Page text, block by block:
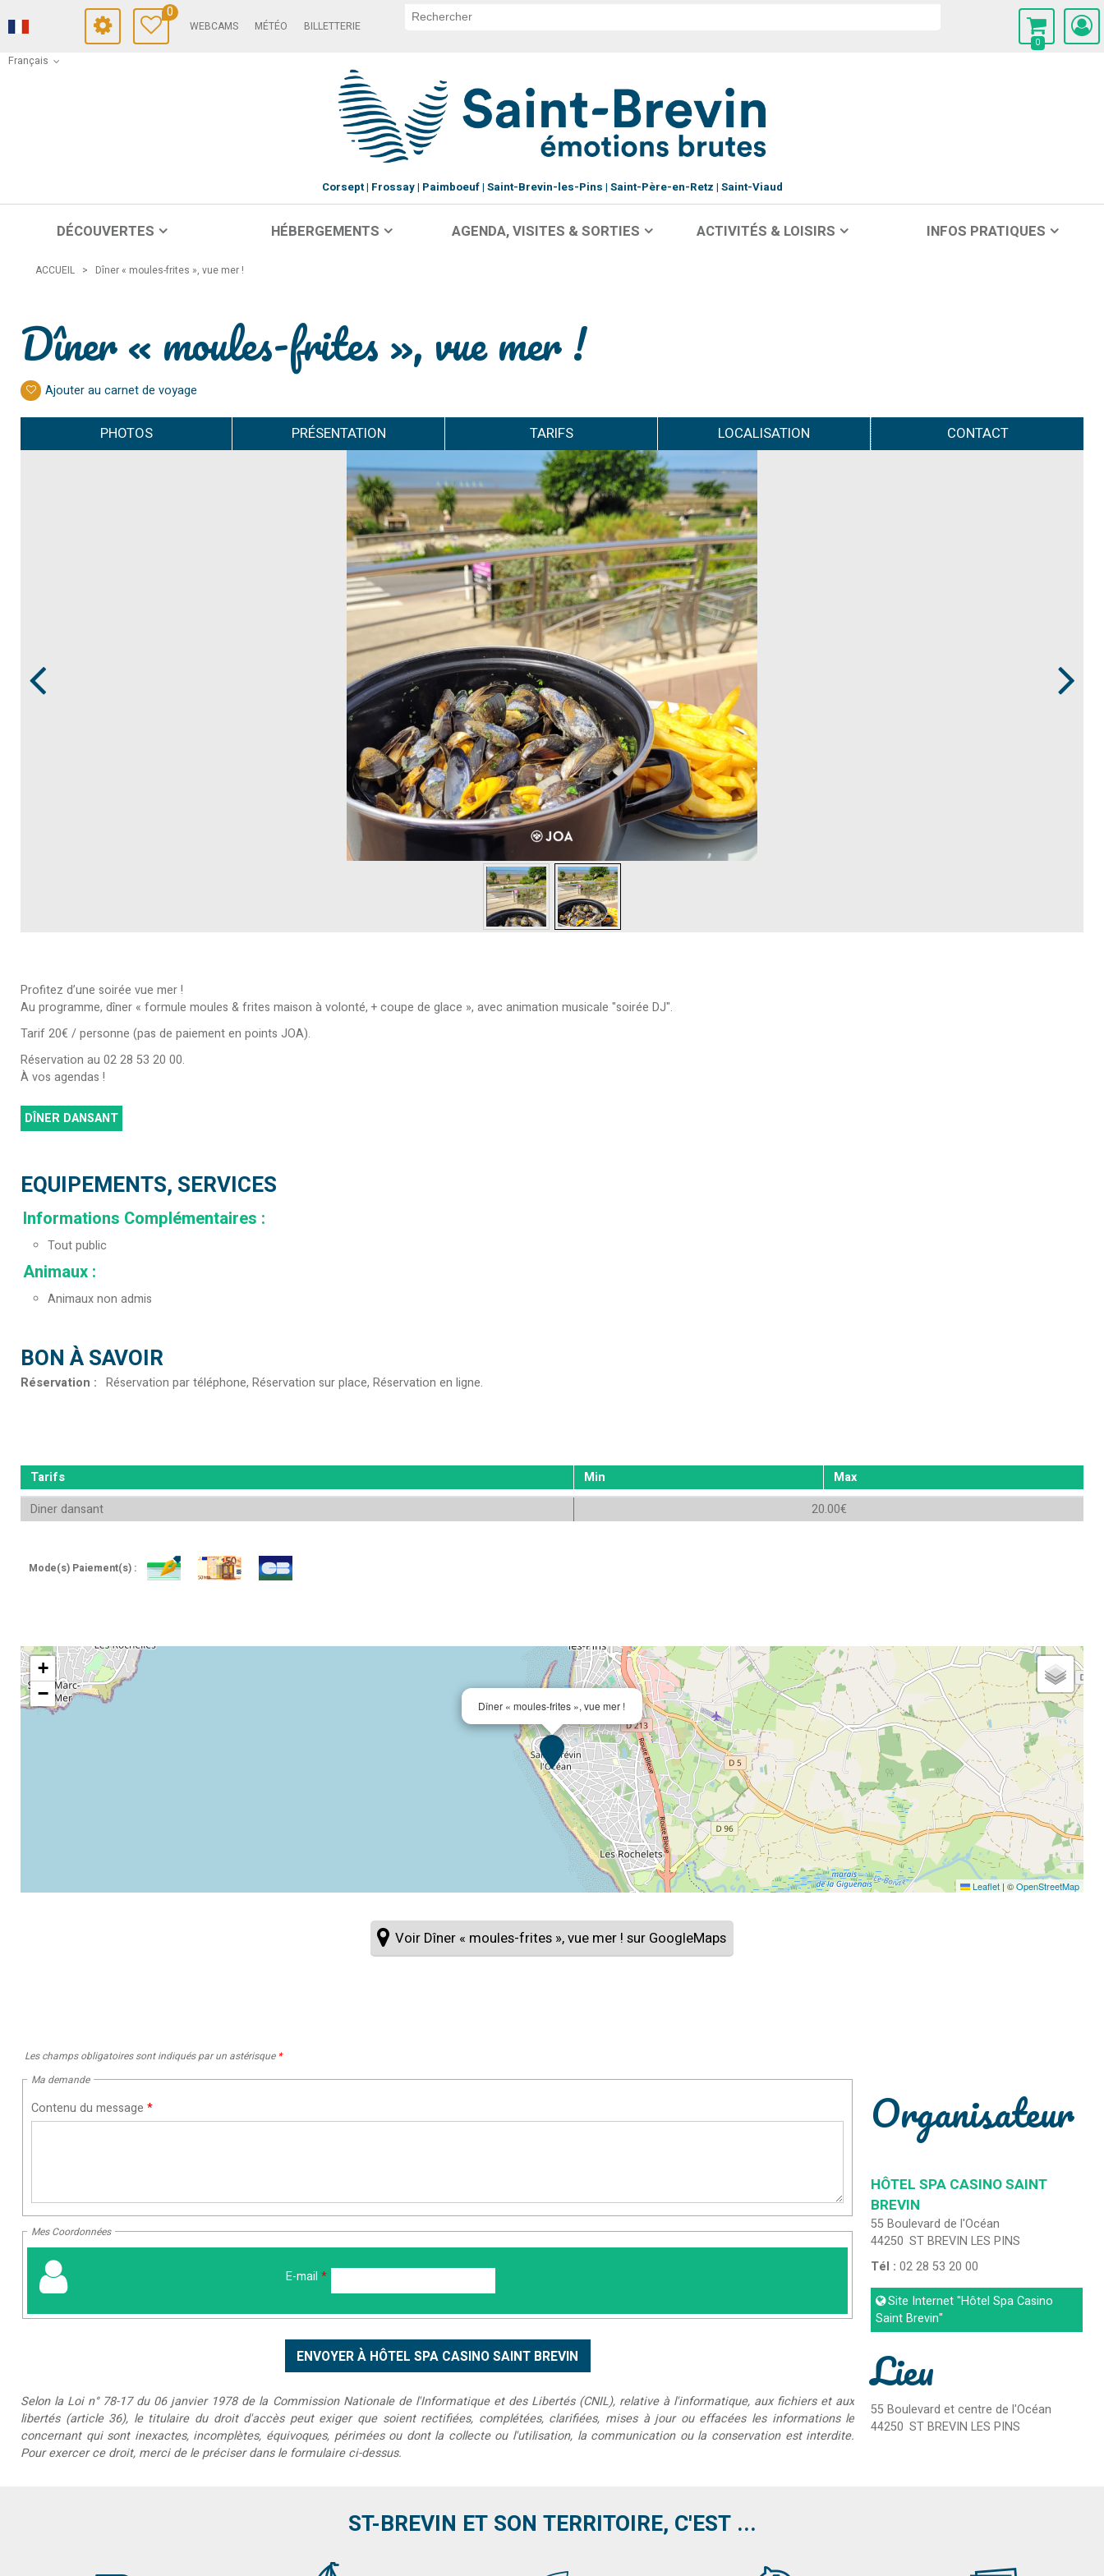
Français
0
WEBCAMS MÉTÉO BILLETTERIE
0
Corsept Frossay Paimboeuf Saint-Brevin-les-Pins Saint-Père-en-Retz Saint-Viaud
DÉCOUVERTES HÉBERGEMENTS AGENDA, VISITES & SORTIES ACTIVITÉS & LOISIRS INFOS PRATIQUES
ACCUEIL > Dîner « moules-frites », vue mer !
Dîner « moules-frites », vue mer !
Ajouter au carnet de voyage
PHOTOS PRÉSENTATION TARIFS LOCALISATION CONTACT
Profitez d’une soirée vue mer !
Au programme, dîner « formule moules & frites maison à volonté, + coupe de glace », avec animation musicale "soirée DJ".
Tarif 20€ / personne (pas de paiement en points JOA).
Réservation au 02 28 53 20 00.
À vos agendas !
DÎNER DANSANT
EQUIPEMENTS, SERVICES
Informations Complémentaires :
Tout public
Animaux :
Animaux non admis
BON À SAVOIR
Réservation : Réservation par téléphone Réservation sur place Réservation en ligne
Tarifs Min
Max
Diner dansant
20.00€
Mode(s) Paiement(s) :
Dîner « moules-frites », vue mer !
+
−
Leaflet | ©OpenStreetMap
Voir Dîner « moules-frites », vue mer ! sur GoogleMaps
Les champs obligatoires sont indiqués par un astérisque *
Ma demande
Contenu du message *
Mes Coordonnées
E-mail *
Selon la Loi n° 78-17 du 06 janvier 1978 de la Commission Nationale de l'Informatique et des Libertés (CNIL), relative à l'informatique, aux fichiers et aux
libertés (article 36), le titulaire du droit d'accès peut exiger que soient rectifiées, complétées, clarifiées, mises à jour ou effacées les informations le
concernant qui sont inexactes, incomplètes, équivoques, périmées ou dont la collecte ou l'utilisation, la communication ou la conservation est interdite.
Pour exercer ce droit, merci de le préciser dans le formulaire ci-dessus.
Organisateur
HÔTEL SPA CASINO SAINT
BREVIN
55 Boulevard de l'Océan
44250 ST BREVIN LES PINS
Tél :02 28 53 20 00
Site Internet"Hôtel Spa Casino
Saint Brevin"
Lieu
55 Boulevard et centre de l'Océan
44250 ST BREVIN LES PINS
ST-BREVIN ET SON TERRITOIRE, C'EST ...